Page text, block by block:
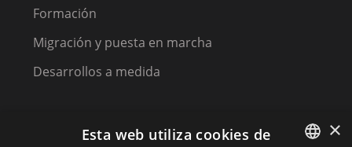
Formación
Migración y puesta en marcha
Desarrollos a medida
×
Esta web utiliza cookies de